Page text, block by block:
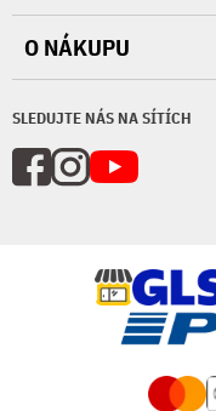
SLEDUJTE NÁS NA SÍTÍCH
O NÁKUPU